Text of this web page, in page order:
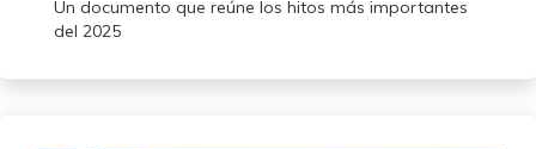
Un documento que reúne los hitos más importantes
del 2025